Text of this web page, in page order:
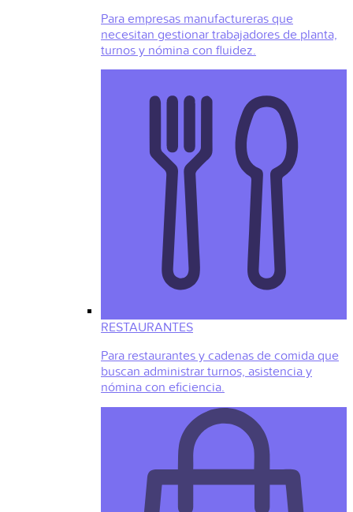
Para empresas manufactureras que
necesitan gestionar trabajadores de planta,
turnos y nómina con fluidez.
RESTAURANTES
Para restaurantes y cadenas de comida que
buscan administrar turnos, asistencia y
nómina con eficiencia.